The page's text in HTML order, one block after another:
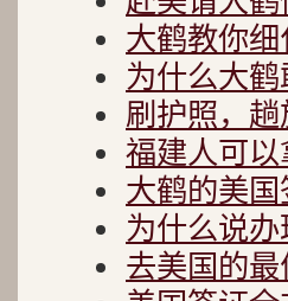
大鹤教你
为什么大
刷护照，
福建人可
大鹤的美
为什么说
去美国的最